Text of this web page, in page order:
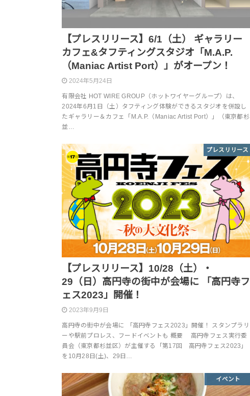
【プレスリリース】6/1（土） ギャラリー
カフェ&タフティングスタジオ「M.A.P.
（Maniac Artist Port）」がオープン！
2024年5月24日
有限会社 HOT WIRE GROUP（ホットワイヤーグループ）は、
2024年6月1日（土）タフティング体験ができるスタジオを併設し
たギャラリー＆カフェ「M.A.P.（Maniac Artist Port）」（東京都杉
並…
プレスリリース
【プレスリリース】10/28（土）・
29（日）高円寺の街中が会場に 「高円寺フ
ェス2023」開催！
2023年9月9日
高円寺の街中が会場に 「高円寺フェス2023」開催！ スタンプラリ
ーや駅前プロレス、フードイベントも 概要 高円寺フェス実行委
員会（東京都杉並区）が主催する「第17回 高円寺フェス2023」
を10月28日(土)、29日…
イベント